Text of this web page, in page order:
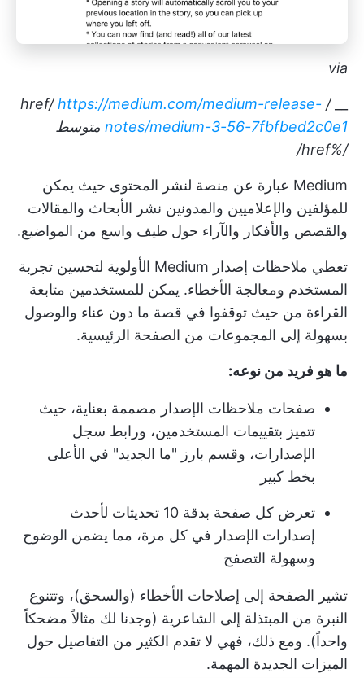
via
/ href/
https://medium.com/medium-release-
notes/medium-3-56-7fbfbed2c0e1 متوسط
/%href/
Medium عبارة عن منصة لنشر المحتوى حيث يمكن
للمؤلفين والإعلاميين والمدونين نشر الأبحاث والمقالات
والقصص والأفكار والآراء حول طيف واسع من المواضيع.
تعطي ملاحظات إصدار Medium الأولوية لتحسين تجربة
المستخدم ومعالجة الأخطاء. يمكن للمستخدمين متابعة
القراءة من حيث توقفوا في قصة ما دون عناء والوصول
بسهولة إلى المجموعات من الصفحة الرئيسية.
ما هو فريد من نوعه:
صفحات ملاحظات الإصدار مصممة بعناية، حيث
تتميز بتقييمات المستخدمين، ورابط سجل
الإصدارات، وقسم بارز "ما الجديد" في الأعلى
بخط كبير
تعرض كل صفحة بدقة 10 تحديثات لأحدث
إصدارات الإصدار في كل مرة، مما يضمن الوضوح
وسهولة التصفح
تشير الصفحة إلى إصلاحات الأخطاء (والسحق)، وتتنوع
النبرة من المبتذلة إلى الشاعرية (وجدنا لك مثالاً مضحكاً
واحداً). ومع ذلك، فهي لا تقدم الكثير من التفاصيل حول
الميزات الجديدة المهمة.